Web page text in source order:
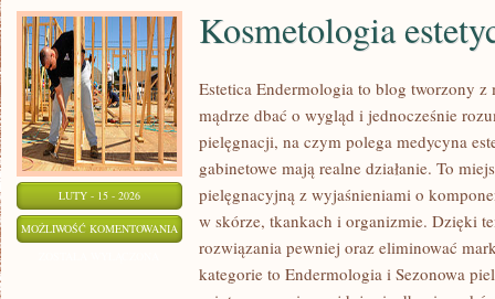
LUTY - 15 - 2026
MOŻLIWOŚĆ KOMENTOWANIA KOSMETOLOGIA
ESTETYCZNA
Kosmetologia
Estetica Endermologia to blog tworzony z
mądrze dbać o wygląd i jednocześnie
pielęgnacji, na czym polega medycyna
gabinetowe mają realne działanie. To
pielęgnacyjną z wyjaśnieniami o
w skórze, tkankach i organizmie. Dzięki
rozwiązania pewniej oraz eliminować
kategorie to Endermologia i Sezonowa